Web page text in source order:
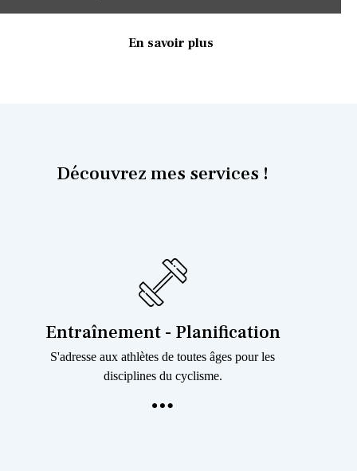
En savoir plus
Découvrez mes services !
Entraînement - Planification
S'adresse aux athlètes de toutes âges pour les
disciplines du cyclisme.